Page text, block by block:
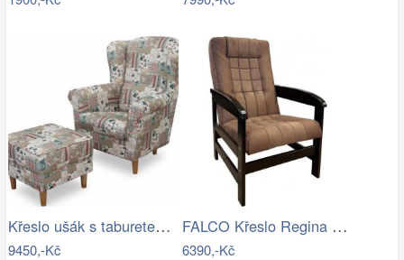
Křeslo ušák s taburetem, látka…
9450,-Kč
FALCO Křeslo Regina hnědá Mdum
6390,-Kč